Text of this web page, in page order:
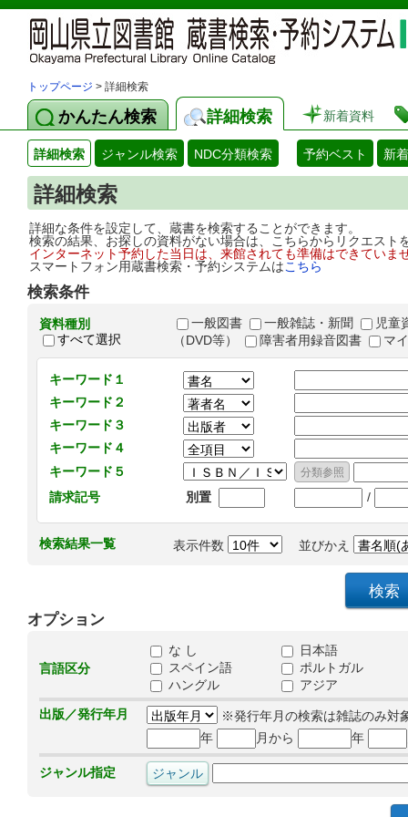
トップページ > 詳細検索
かんたん検索 詳細検索 新着資料
詳細検索 ジャンル検索 NDC分類検索 予約ベスト 新
詳細検索
詳細な条件を設定して、蔵書を検索することができます。
検索の結果、お探しの資料がない場合は、こちらからリクエス
インターネット予約した当日は、来館されても準備はできてい
スマートフォン用蔵書検索・予約システムはこちら
検索条件
資料種別
すべて選択
一般図書 一般雑誌・新聞
児童
（DVD等）
障害者用録音図書 マ
キーワード１
キーワード２
キーワード３
キーワード４
キーワード５
請求記号
別置 /
検索結果一覧 表示件数 並びかえ
オプション
言語区分
な し
日本語
スペイン語
ポルトガル
ハングル
アジア
出版／発行年月
※発行年月の検索は雑誌のみ対
年
月から 年
ジャンル指定